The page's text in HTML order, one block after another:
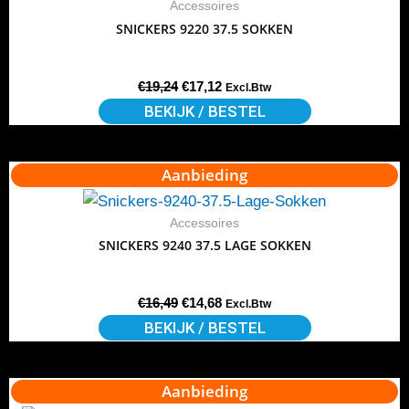
Accessoires
SNICKERS 9220 37.5 SOKKEN
€19,24
€19,24.
€17,12
€17,12.
Excl.Btw
BEKIJK / BESTEL
heeft
meerdere
Deze
optie
gekozen
worden
op
de
Aanbieding
Accessoires
SNICKERS 9240 37.5 LAGE SOKKEN
€16,49
Oorspronkelijke
prijs
was:
€16,49.
€14,68
Huidige
prijs
is:
€14,68.
Excl.Btw
BEKIJK / BESTEL
Dit
product
heeft
meerdere
Deze
optie
gekozen
worden
Aanbieding
Oorspronkelijke
prijs
Huidige
prijs
Dit